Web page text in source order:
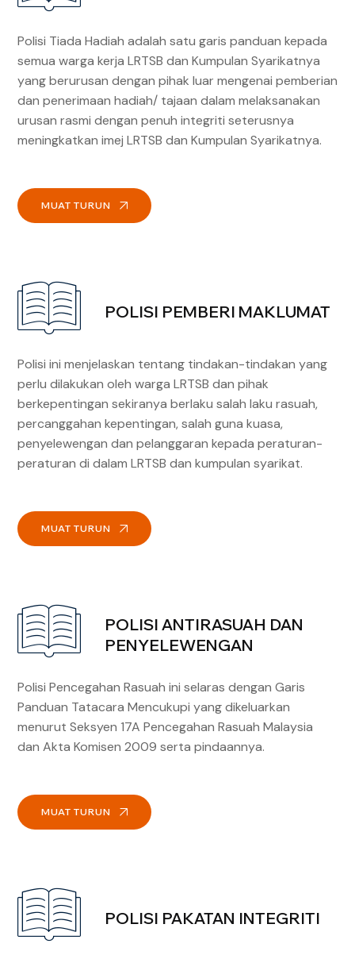
Polisi Tiada Hadiah adalah satu garis panduan kepada
semua warga kerja LRTSB dan Kumpulan Syarikatnya
yang berurusan dengan pihak luar mengenai pemberian
dan penerimaan hadiah/ tajaan dalam melaksanakan
urusan rasmi dengan penuh integriti seterusnya
meningkatkan imej LRTSB dan Kumpulan Syarikatnya.
MUAT TURUN
POLISI PEMBERI MAKLUMAT
Polisi ini menjelaskan tentang tindakan-tindakan yang
perlu dilakukan oleh warga LRTSB dan pihak
berkepentingan sekiranya berlaku salah laku rasuah,
percanggahan kepentingan, salah guna kuasa,
penyelewengan dan pelanggaran kepada peraturan-
peraturan di dalam LRTSB dan kumpulan syarikat.
MUAT TURUN
POLISI ANTIRASUAH DAN
PENYELEWENGAN
Polisi Pencegahan Rasuah ini selaras dengan Garis
Panduan Tatacara Mencukupi yang dikeluarkan
menurut Seksyen 17A Pencegahan Rasuah Malaysia
dan Akta Komisen 2009 serta pindaannya.
MUAT TURUN
POLISI PAKATAN INTEGRITI